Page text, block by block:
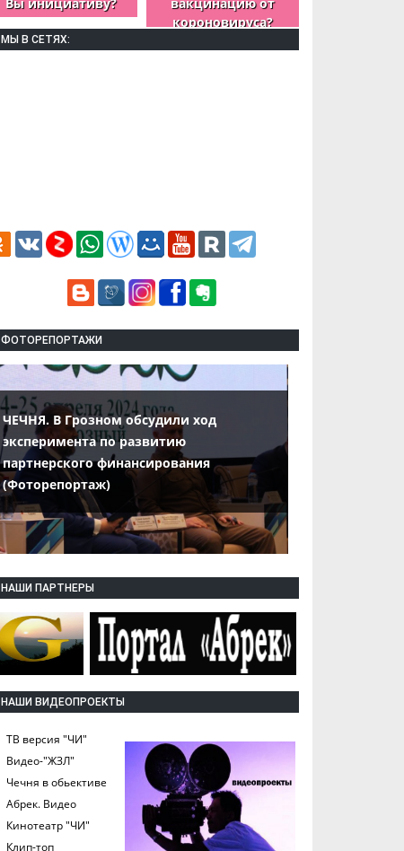
Вы инициативу?
вакцинацию от
короновируса?
МЫ В СЕТЯХ:
ФОТОРЕПОРТАЖИ
ЧЕЧНЯ. В Грозном обсудили ход
эксперимента по развитию
партнерского финансирования
(Фоторепортаж)
НАШИ ПАРТНЕРЫ
НАШИ ВИДЕОПРОЕКТЫ
ТВ версия "ЧИ"
Видео-"ЖЗЛ"
Чечня в обьективе
Абрек. Видео
Кинотеатр "ЧИ"
Клип-топ